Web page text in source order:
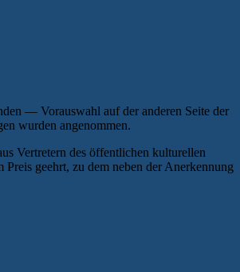
— Vorauswahl auf der anderen Seite der
wurden angenommen.
Vertretern des öffentlichen kulturellen
geehrt, zu dem neben der Anerkennung